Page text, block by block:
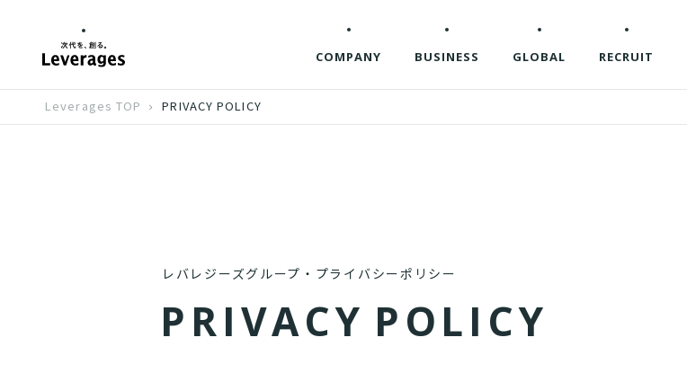
COMPANY BUSINESS GLOBAL RECRUIT
Leverages TOP PRIVACY POLICY
レバレジーズグループ・プライバシーポリシー
P RIVACY POLI CY